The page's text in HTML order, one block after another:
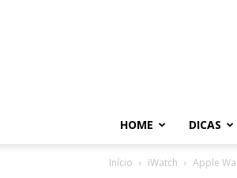
HOME DICAS
Início iWatch Apple